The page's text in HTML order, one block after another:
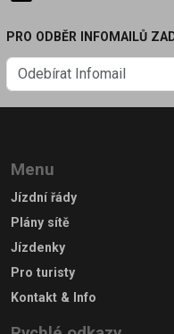
PRO ODBĚR INFOMAILŮ
Menu
Jízdní řády
Plány sítě
Jízdenky
Pro turisty
Kontakt & Info